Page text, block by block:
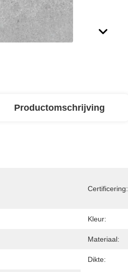
Productomschrijving
Certificering:
Kleur:
Materiaal:
Dikte: